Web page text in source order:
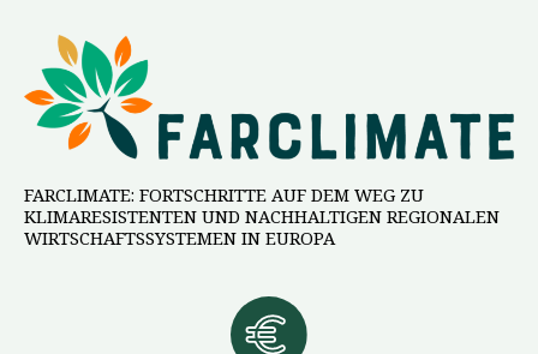
FARCLIMATE: FORTSCHRITTE AUF DEM WEG ZU
KLIMARESISTENTEN UND NACHHALTIGEN REGIONALEN
WIRTSCHAFTSSYSTEMEN IN EUROPA